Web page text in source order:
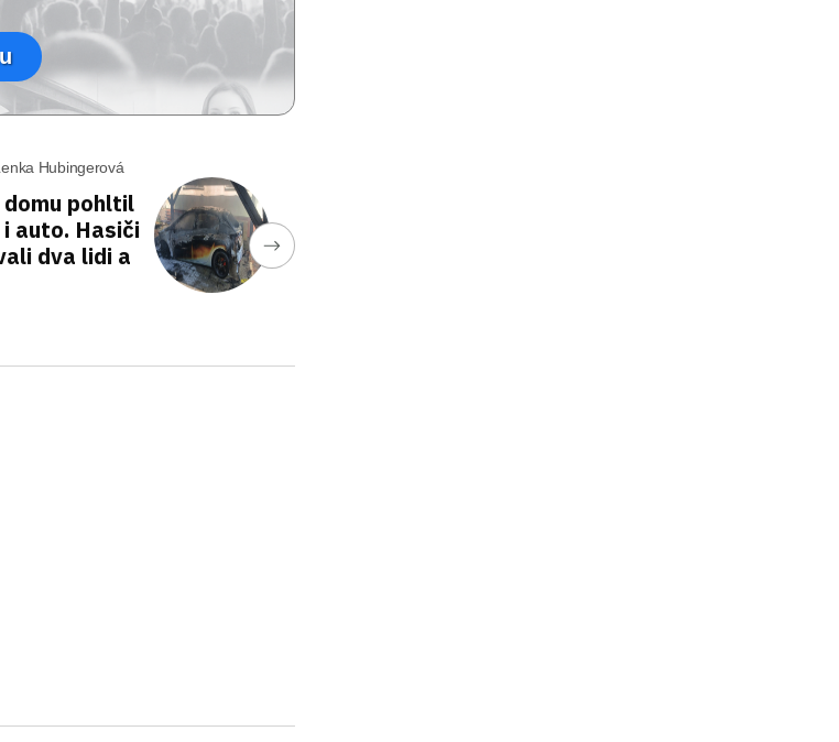
Hubingerová
domu pohltil
auto. Hasiči
dva lidi a